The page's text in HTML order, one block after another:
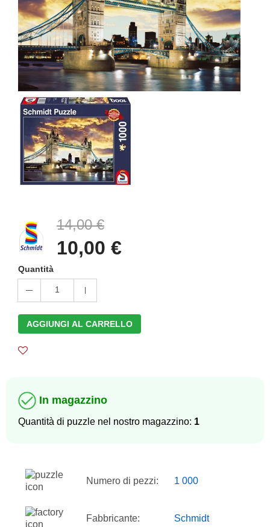
14,00 €
10,00 €
Quantità
1
AGGIUNGI AL CARRELLO
In magazzino
Quantità di puzzle nel nostro magazzino: 1
Numero di pezzi: 1 000
Fabbricante: Schmidt